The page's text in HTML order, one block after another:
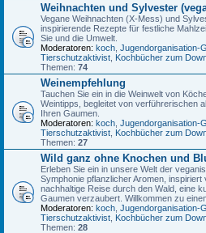
Weihnachten und Sylvester
Vegane Weihnachten (X-Mess) und
inspirierende Rezepte für festliche
Sie und die Umwelt.
Moderatoren: koch Jugendorganisation-
Tierschutzaktivist Kochbücher zum
Themen: 74
Weinempfehlung
Tauchen Sie ein in die Weinwelt von
Weintipps, begleitet von verführerischen
Ihren Gaumen.
Moderatoren: koch Jugendorganisation-
Tierschutzaktivist Kochbücher zum
Themen: 27
Wild ganz ohne Knochen und
Erleben Sie ein in unsere Welt der
Symphonie pflanzlicher Aromen,
nachhaltige Reise durch den Wald, eine
Gaumen verzaubert. Willkommen zu
Moderatoren: koch Jugendorganisation-
Tierschutzaktivist Kochbücher zum
Themen: 28